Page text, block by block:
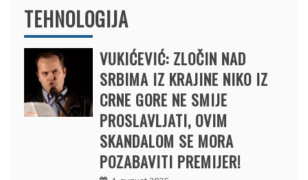
TEHNOLOGIJA
VUKIĆEVIĆ: ZLOČIN NAD
SRBIMA IZ KRAJINE NIKO IZ
CRNE GORE NE SMIJE
PROSLAVLJATI, OVIM
SKANDALOM SE MORA
POZABAVITI PREMIJER!